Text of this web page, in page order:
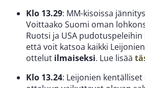
Klo 13.29: MM-kisoissa
Voittaako Suomi oman
Ruotsi ja USA pudotuspeleihin
että voit katsoa kaikki
ottelut ilmaiseksi. Lue lisää
Klo 13.24: Leijonien